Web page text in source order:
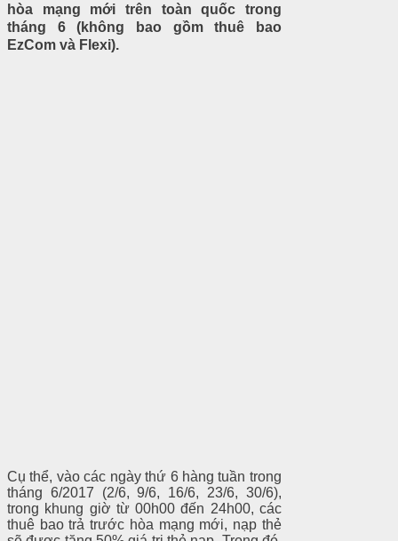
hòa mạng mới trên toàn quốc trong
tháng 6 (không bao gồm thuê bao
EzCom và Flexi).
Cụ thể, vào các ngày thứ 6 hàng tuần trong
tháng 6/2017 (2/6, 9/6, 16/6, 23/6, 30/6),
trong khung giờ từ 00h00 đến 24h00, các
thuê bao trả trước hòa mạng mới, nạp thẻ